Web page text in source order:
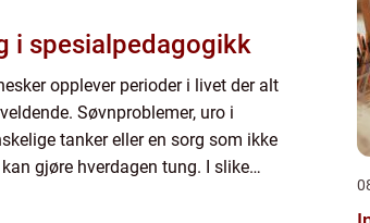
i spesialpedagogikk
opplever perioder i livet der alt
Søvnproblemer, uro i
tanker eller en sorg som ikke
gjøre hverdagen tung. I slike